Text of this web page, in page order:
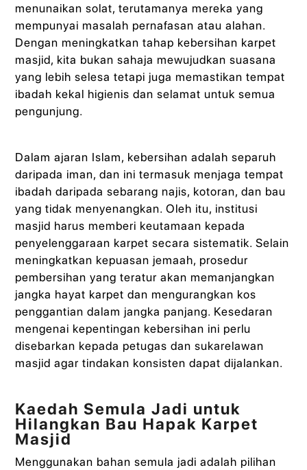
menunaikan solat, terutamanya mereka yang
mempunyai masalah pernafasan atau alahan.
Dengan meningkatkan tahap kebersihan karpet
masjid, kita bukan sahaja mewujudkan suasana
yang lebih selesa tetapi juga memastikan tempat
ibadah kekal higienis dan selamat untuk semua
pengunjung.
Dalam ajaran Islam, kebersihan adalah separuh
daripada iman, dan ini termasuk menjaga tempat
ibadah daripada sebarang najis, kotoran, dan bau
yang tidak menyenangkan. Oleh itu, institusi
masjid harus memberi keutamaan kepada
penyelenggaraan karpet secara sistematik. Selain
meningkatkan kepuasan jemaah, prosedur
pembersihan yang teratur akan memanjangkan
jangka hayat karpet dan mengurangkan kos
penggantian dalam jangka panjang. Kesedaran
mengenai kepentingan kebersihan ini perlu
disebarkan kepada petugas dan sukarelawan
masjid agar tindakan konsisten dapat dijalankan.
Kaedah Semula Jadi untuk
Hilangkan Bau Hapak Karpet
Masjid
Menggunakan bahan semula jadi adalah pilihan